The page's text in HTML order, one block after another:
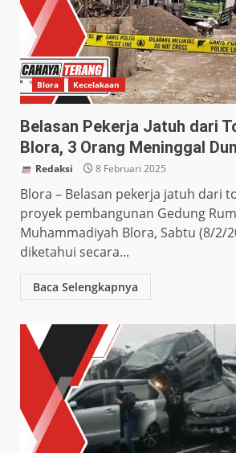
Blora Kecelakaan
Belasan Pekerja Jatuh dari
Blora, 3 Orang Meninggal
Redaksi 8 Februari 2025
Blora – Belasan pekerja jatuh dari
proyek pembangunan Gedung
Muhammadiyah Blora, Sabtu (8/2/
diketahui secara...
Baca Selengkapnya